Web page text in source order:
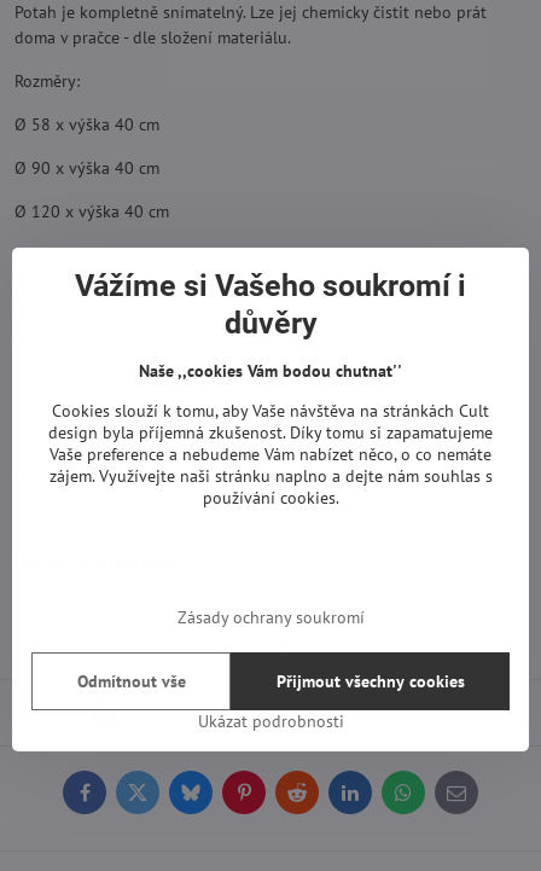
Potah je kompletně snímatelný. Lze jej chemicky čistit nebo prát
doma v pračce - dle složení materiálu.
Rozměry:
Ø 58 x výška 40 cm
Ø 90 x výška 40 cm
Ø 120 x výška 40 cm
58 x 58 x výška 40 cm
58 x 83 x výška 40 cm
120 x 120 x výška 40 cm
73 x 73 x výška 40 cm
98 x 58 x výška 40 cm
Diskuse 0
FacebookTwitterBlueskyPinterestReddit LinkedInWhatsApp
E-
mail
Vážíme si Vašeho soukromí i
důvěry
Naše ,,cookies Vám bodou chutnat''
Cookies slouží k tomu, aby Vaše návštěva na stránkách Cult
design byla příjemná zkušenost. Díky tomu si zapamatujeme
Vaše preference a nebudeme Vám nabízet něco, o co nemáte
zájem. Využívejte naši stránku naplno a dejte nám souhlas s
používání cookies.
Zásady ochrany soukromí
Ukázat podrobnosti
Přijmout všechny cookies
Odmítnout vše